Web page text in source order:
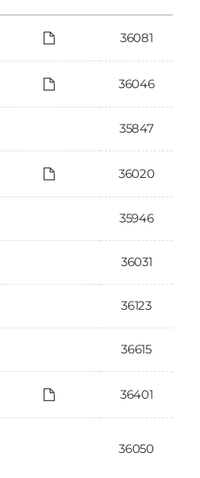
36081
36046
35847
36020
35946
36031
36123
36615
36401
36050